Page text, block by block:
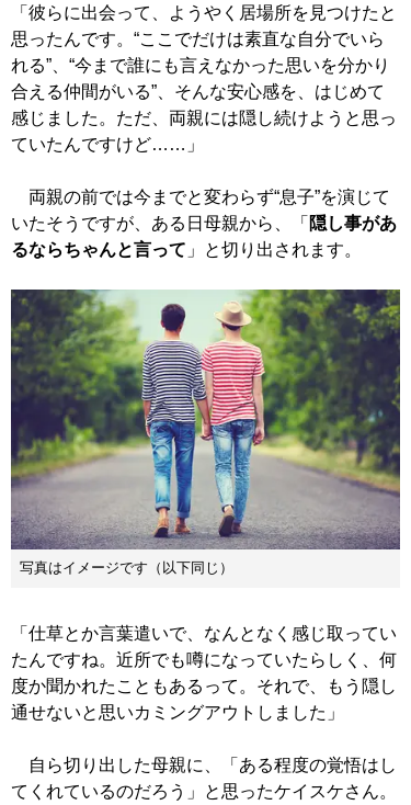
「彼らに出会って、ようやく居場所を見つけたと
思ったんです。“ここでだけは素直な自分でいら
れる”、“今まで誰にも言えなかった思いを分かり
合える仲間がいる”、そんな安心感を、はじめて
感じました。ただ、両親には隠し続けようと思っ
ていたんですけど……」
両親の前では今までと変わらず“息子”を演じて
いたそうですが、ある日母親から、「 隠し事があ
るならちゃんと言って 」と切り出されます。
写真はイメージです（以下同じ）
「仕草とか言葉遣いで、なんとなく感じ取ってい
たんですね。近所でも噂になっていたらしく、何
度か聞かれたこともあるって。それで、もう隠し
通せないと思いカミングアウトしました」
自ら切り出した母親に、「ある程度の覚悟はし
てくれているのだろう」と思ったケイスケさん。